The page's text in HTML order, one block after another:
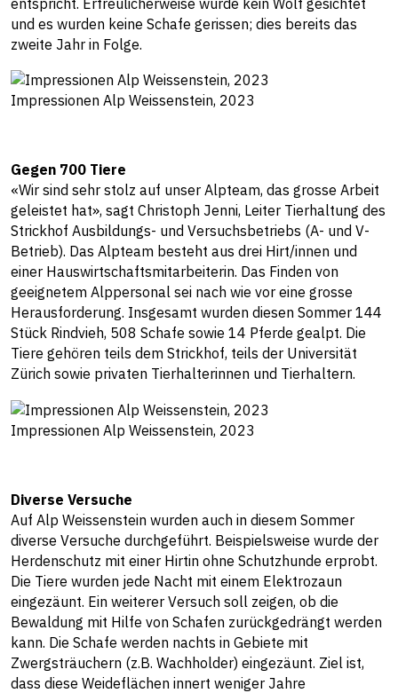
entspricht. Erfreulicherweise wurde kein Wolf gesichtet
und es wurden keine Schafe gerissen; dies bereits das
zweite Jahr in Folge.
Impressionen Alp Weissenstein, 2023
Gegen 700 Tiere
«Wir sind sehr stolz auf unser Alpteam, das grosse Arbeit
geleistet hat», sagt Christoph Jenni, Leiter Tierhaltung des
Strickhof Ausbildungs- und Versuchsbetriebs (A- und V-
Betrieb). Das Alpteam besteht aus drei Hirt/innen und
einer Hauswirtschaftsmitarbeiterin. Das Finden von
geeignetem Alppersonal sei nach wie vor eine grosse
Herausforderung. Insgesamt wurden diesen Sommer 144
Stück Rindvieh, 508 Schafe sowie 14 Pferde gealpt. Die
Tiere gehören teils dem Strickhof, teils der Universität
Zürich sowie privaten Tierhalterinnen und Tierhaltern.
Impressionen Alp Weissenstein, 2023
Diverse Versuche
Auf Alp Weissenstein wurden auch in diesem Sommer
diverse Versuche durchgeführt. Beispielsweise wurde der
Herdenschutz mit einer Hirtin ohne Schutzhunde erprobt.
Die Tiere wurden jede Nacht mit einem Elektrozaun
eingezäunt. Ein weiterer Versuch soll zeigen, ob die
Bewaldung mit Hilfe von Schafen zurückgedrängt werden
kann. Die Schafe werden nachts in Gebiete mit
Zwergsträuchern (z.B. Wachholder) eingezäunt. Ziel ist,
dass diese Weideflächen innert weniger Jahre